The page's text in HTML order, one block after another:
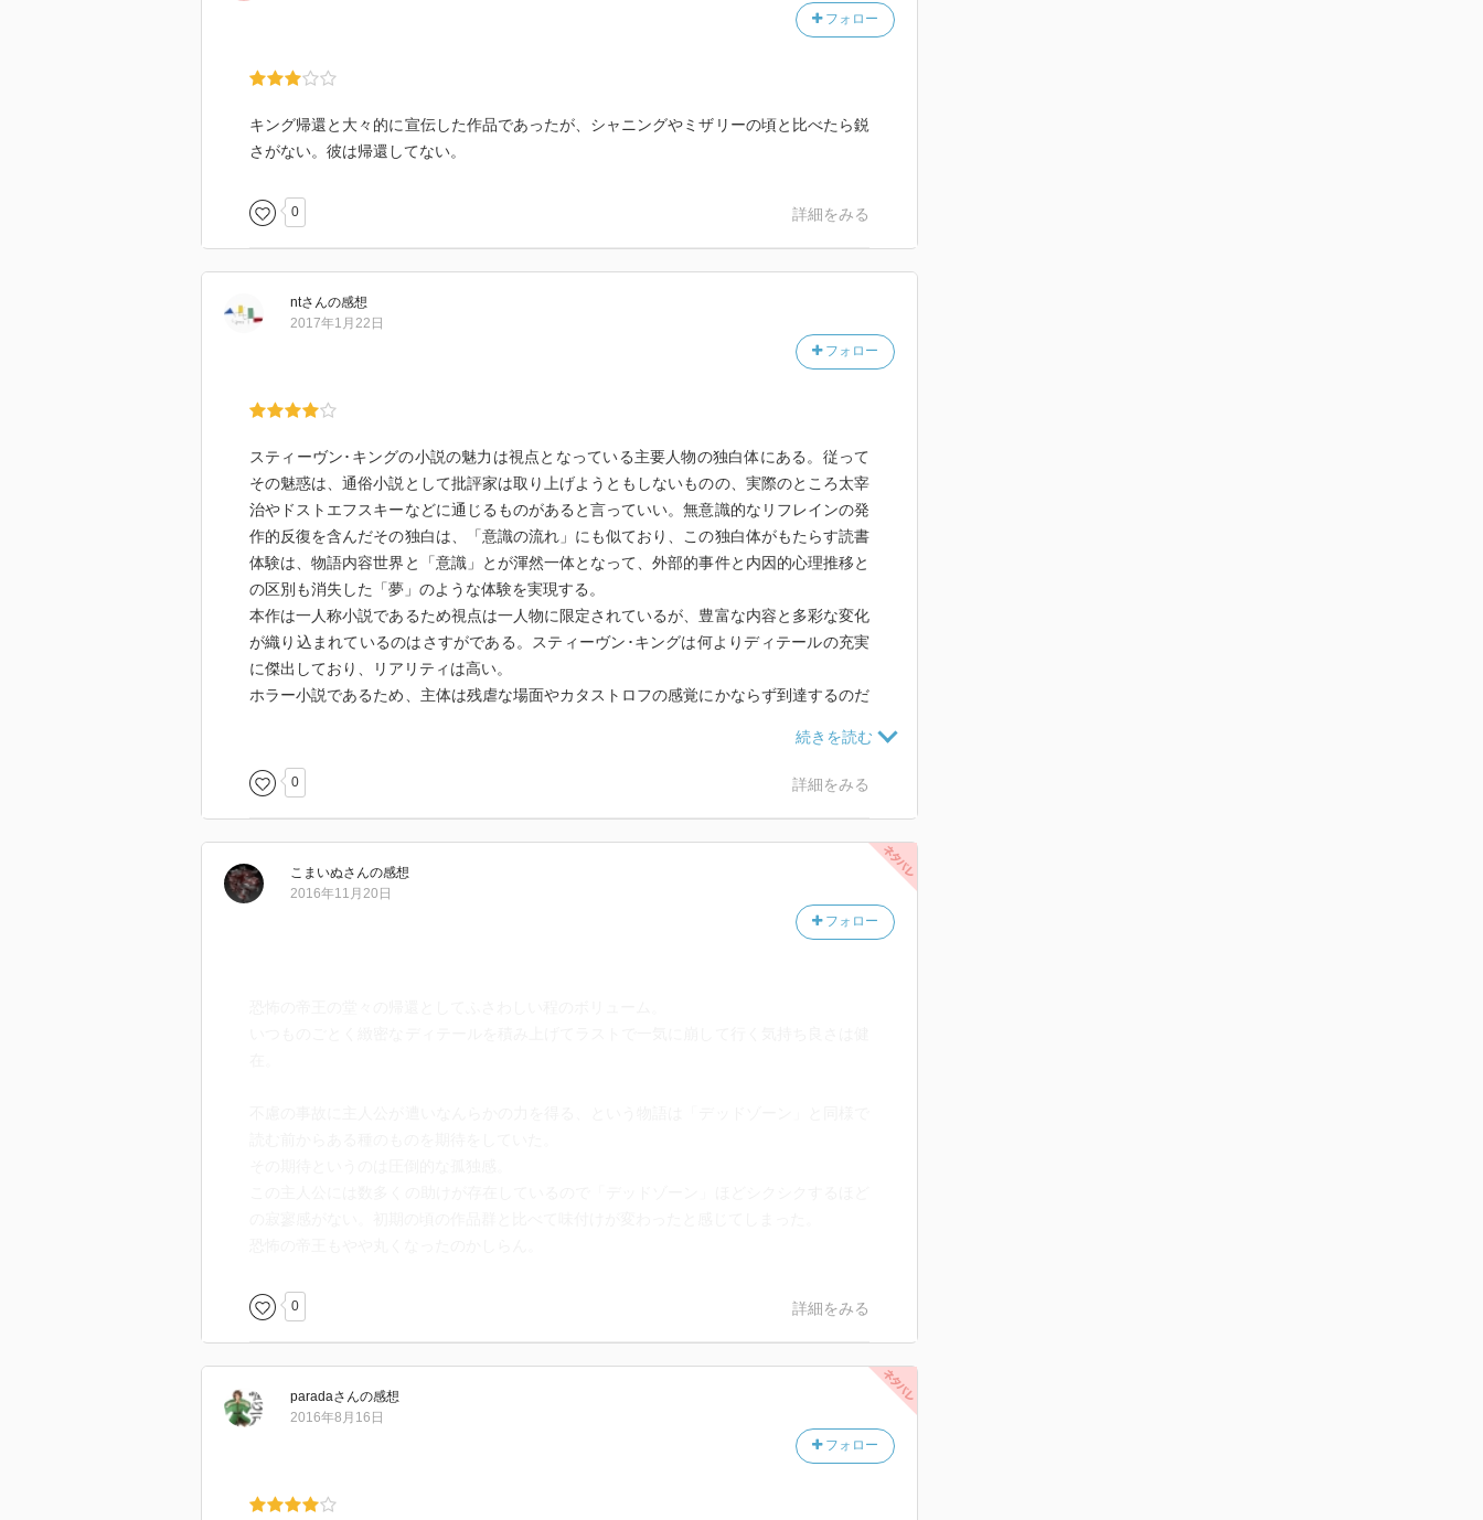
フォロー
キング帰還と大々的に宣伝した作品であったが、シャニングやミザリーの頃と比べたら鋭
さがない。彼は帰還してない。
0 詳細をみる
ntさんの感想
フォロー
2017年1月22日
スティーヴン･キングの小説の魅力は視点となっている主要人物の独白体にある。従って
その魅惑は、通俗小説として批評家は取り上げようともしないものの、実際のところ太宰
治やドストエフスキーなどに通じるものがあると言っていい。無意識的なリフレインの発
作的反復を含んだその独白は、「意識の流れ」にも似ており、この独白体がもたらす読書
体験は、物語内容世界と「意識」とが渾然一体となって、外部的事件と内因的心理推移と
の区別も消失した「夢」のような体験を実現する。
本作は一人称小説であるため視点は一人物に限定されているが、豊富な内容と多彩な変化
が織り込まれているのはさすがである。スティーヴン･キングは何よりディテールの充実
に傑出しており、リアリティは高い。
ホラー小説であるため、主体は残虐な場面やカタストロフの感覚にかならず到達するのだ
本作の場合、主人公は過去の大事故により片腕をなくし、無いはずの腕を錯覚する幻肢体
験、記憶障害、言語障害が引きずられる様子が描かれているが、キングは新しい脳科学を
きちんと研究しているようだ。
しかし最後のクライマックスは主要人物たちの「行動」の描写が中心となるため、独白中
心主義的な側面は後退してしまう。視覚的描写のディテールに長けたキングではあるが、
「できごとは心的内部においてオートポイエティックに生成し、暗黒世界-自己の未分化
0 詳細をみる
こまいぬさんの感想
フォロー
2016年11月20日
0 詳細をみる
paradaさんの感想
フォロー
2016年8月16日